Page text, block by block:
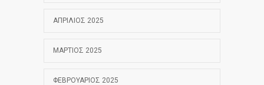
ΑΠΡΊΛΙΟΣ 2025
ΜΆΡΤΙΟΣ 2025
ΦΕΒΡΟΥΆΡΙΟΣ 2025